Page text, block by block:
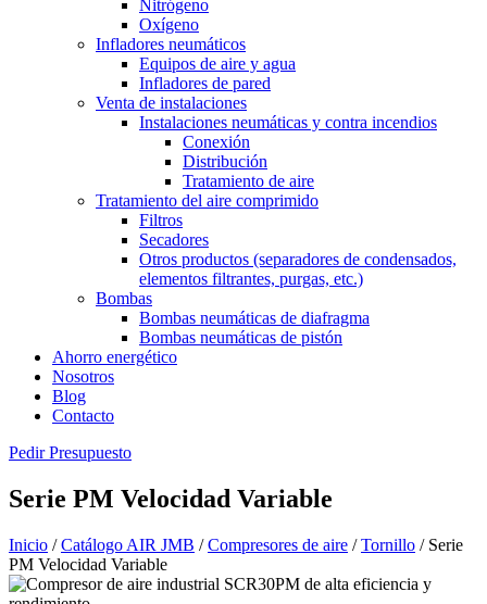
Nitrógeno
Oxígeno
Infladores neumáticos
Equipos de aire y agua
Infladores de pared
Venta de instalaciones
Instalaciones neumáticas y contra incendios
Conexión
Distribución
Tratamiento de aire
Tratamiento del aire comprimido
Filtros
Secadores
Otros productos (separadores de condensados,
elementos filtrantes, purgas, etc.)
Bombas
Bombas neumáticas de diafragma
Bombas neumáticas de pistón
Ahorro energético
Nosotros
Blog
Contacto
Pedir Presupuesto
Serie PM Velocidad Variable
Inicio /Catálogo AIR JMB /Compresores de aire /Tornillo / Serie
PM Velocidad Variable